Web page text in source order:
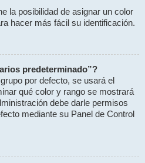
la posibilidad de asignar un color
hacer más fácil su identificación.
predeterminado”?
por defecto, se usará el
qué color y rango se mostrará
debe darle permisos
mediante su Panel de Control